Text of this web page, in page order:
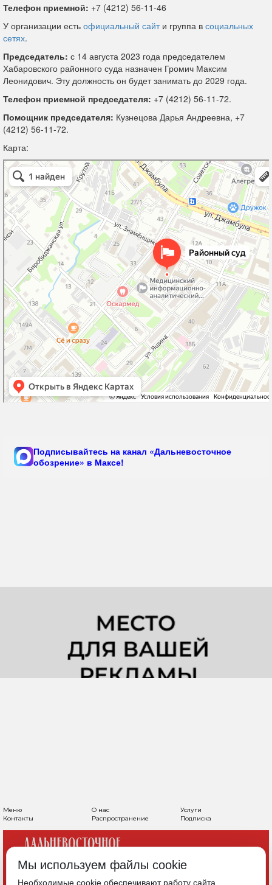
Телефон приемной: +7 (4212) 56-11-46
У организации есть официальный сайти группа в социальных
сетях.
Председатель: с 14 августа 2023 года председателем
Хабаровского районного суда назначен Громич Максим
Леонидович. Эту должность он будет занимать до 2029 года.
Телефон приемной председателя: +7 (4212) 56-11-72.
Помощник председателя: Кузнецова Дарья Андреевна, +7
(4212) 56-11-72.
Карта:
Хабаровский районный суд Хабаровского края
Суд в Хабаровске
Подписывайтесь на канал «Дальневосточное
обозрение» в Максе!
ЗНАМЕНЩИКОВА В
ХАБАРОВСКЕ ВЫСТАВИЛИ
НА ТОРГИ ПОД КРТ
От 3 до 4 объектов в его границах могут
Мы используем файлы cookie
Необходимые cookie обеспечивают работу сайта.